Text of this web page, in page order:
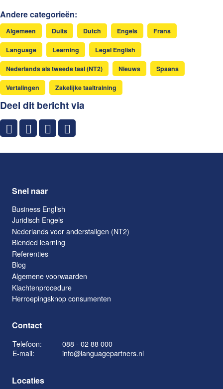
Andere categorieën:
Algemeen Duits Dutch Engels Frans
Language Learning Legal English
Nederlands als tweede taal (NT2) Nieuws Spaans
Vertalingen Zakelijke taaltraining
Deel dit bericht via
Snel naar
Business English
Juridisch Engels
Nederlands voor anderstaligen (NT2)
Blended learning
Referenties
Blog
Algemene voorwaarden
Klachtenprocedure
Herroepingsknop consumenten
Contact
Telefoon:
088 - 02 88 000
E-mail:
info@languagepartners.nl
Locaties